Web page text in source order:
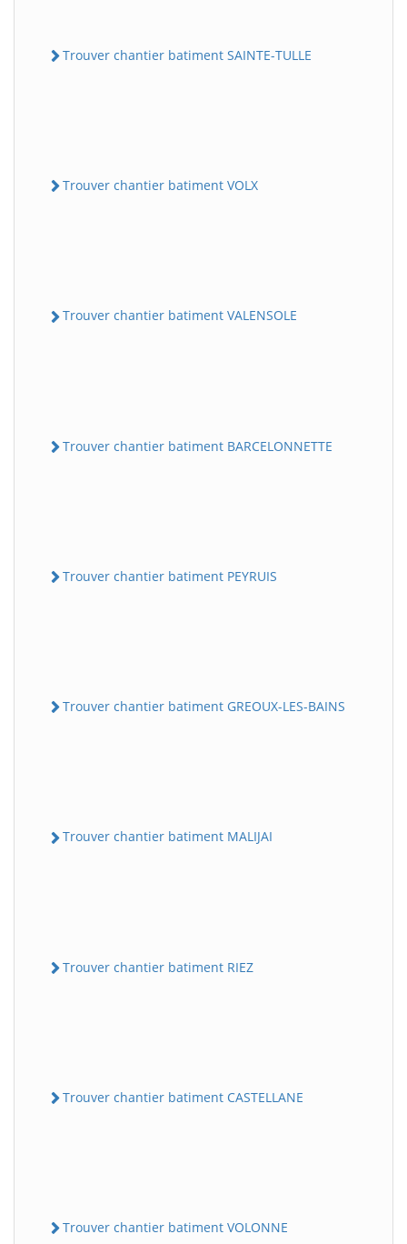
Trouver chantier batiment SAINTE-TULLE
Trouver chantier batiment VOLX
Trouver chantier batiment VALENSOLE
Trouver chantier batiment BARCELONNETTE
Trouver chantier batiment PEYRUIS
Trouver chantier batiment GREOUX-LES-BAINS
Trouver chantier batiment MALIJAI
Trouver chantier batiment RIEZ
Trouver chantier batiment CASTELLANE
Trouver chantier batiment VOLONNE